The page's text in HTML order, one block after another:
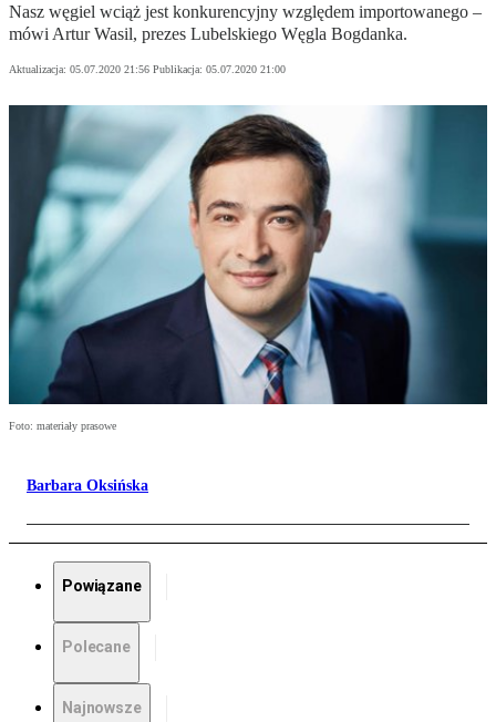
Nasz węgiel wciąż jest konkurencyjny względem importowanego –
mówi Artur Wasil, prezes Lubelskiego Węgla Bogdanka.
Aktualizacja: 05.07.2020 21:56 Publikacja: 05.07.2020 21:00
Foto: materiały prasowe
Barbara Oksińska
Powiązane
Polecane
Najnowsze